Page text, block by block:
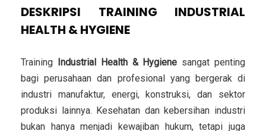
DESKRIPSI TRAINING INDUSTRIAL
HEALTH & HYGIENE
Training Industrial Health & Hygiene sangat penting
bagi perusahaan dan profesional yang bergerak di
industri manufaktur, energi, konstruksi, dan sektor
produksi lainnya. Kesehatan dan kebersihan industri
bukan hanya menjadi kewajiban hukum, tetapi juga